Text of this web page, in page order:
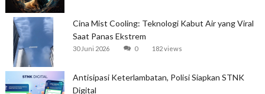
Cina Mist Cooling: Teknologi Kabut Air yang Viral
Saat Panas Ekstrem
30 Juni 2026 0 182 views
Antisipasi Keterlambatan, Polisi Siapkan STNK
Digital